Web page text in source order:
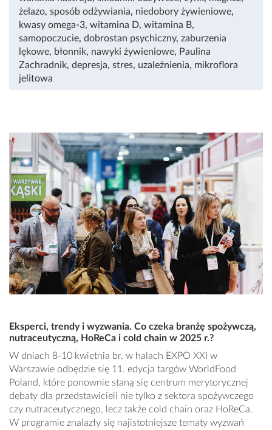
żelazo, sposób odżywiania, niedobory żywieniowe,
kwasy omega-3, witamina D, witamina B,
samopoczucie, dobrostan psychiczny, zaburzenia
lękowe, błonnik, nawyki żywieniowe, Paulina
Zachradnik, depresja, stres, uzależnienia, mikroflora
jelitowa
Eksperci, trendy i wyzwania. Co czeka branżę spożywczą,
nutraceutyczną, HoReCa i cold chain w 2025 r.?
W dniach 8-10 kwietnia br. w halach EXPO XXI w
Warszawie odbędzie się 11. edycja targów WorldFood
Poland, które ponownie staną się centrum merytorycznej
debaty dla przedstawicieli nie tylko z sektora spożywczego
czy nutraceutycznego, lecz także cold chain oraz HoReCa.
W programie znalazły się najistotniejsze tematy wyzwań